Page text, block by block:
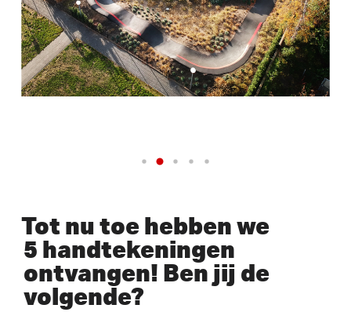
Tot nu toe hebben we
5 handtekeningen
ontvangen! Ben jij de
volgende?